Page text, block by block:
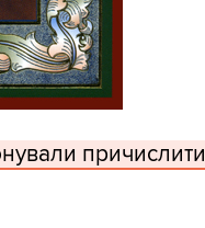
причислити